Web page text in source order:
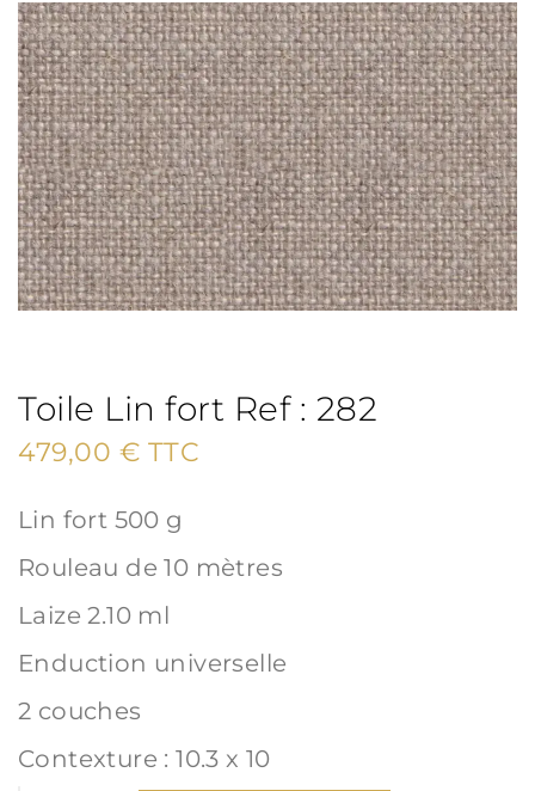
Toile Lin fort Ref : 282
479,00 € TTC
Lin fort 500 g
Rouleau de 10 mètres
Laize 2.10 ml
Enduction universelle
2 couches
Contexture : 10.3 x 10